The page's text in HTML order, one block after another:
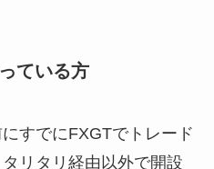
ている方
すでにFXGTでトレード
リタリ経由以外で開設